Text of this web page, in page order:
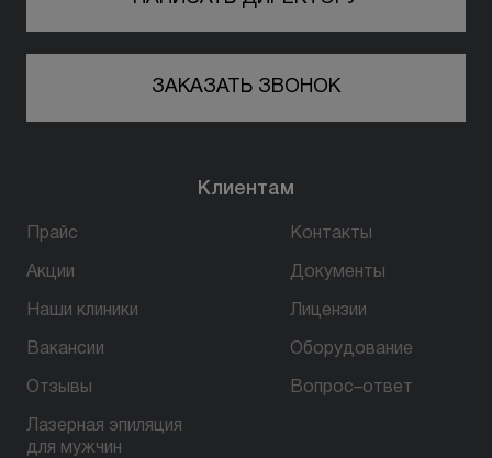
ЗАКАЗАТЬ ЗВОНОК
Клиентам
Прайс
Акции
Наши клиники
Вакансии
Отзывы
Лазерная эпиляция
для мужчин
Контакты
Документы
Лицензии
Оборудование
Вопрос–ответ